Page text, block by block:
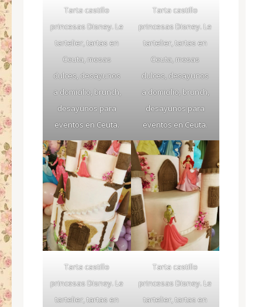
Tarta castillo
princesas Disney. Le
tartelier, tartas en
Ceuta, mesas
dulces, desayunos
a domicilio, brunch,
desayunos para
eventos en Ceuta.
Tarta castillo
princesas Disney. Le
tartelier, tartas en
Ceuta, mesas
dulces, desayunos
a domicilio, brunch,
desayunos para
eventos en Ceuta.
Tarta castillo
princesas Disney. Le
tartelier, tartas en
Tarta castillo
princesas Disney. Le
tartelier, tartas en